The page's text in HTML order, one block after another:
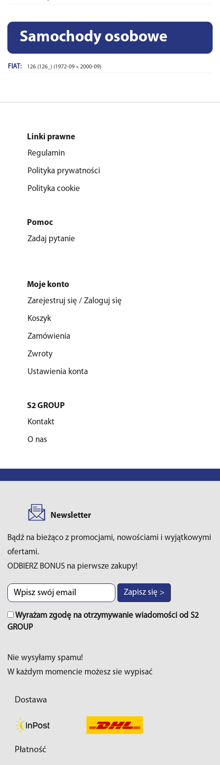
Samochody osobowe
FIAT: 126 (126_) (1972-09 » 2000-09)
Linki prawne
Regulamin
Polityka prywatności
Polityka cookie
Pomoc
Zadaj pytanie
Moje konto
Zarejestruj się / Zaloguj się
Koszyk
Zamówienia
Zwroty
Ustawienia konta
S2 GROUP
Kontakt
O nas
Newsletter
Bądź na bieżąco z promocjami, nowościami i wyjątkowymi
ofertami.
ODBIERZ BONUS na pierwsze zakupy!
Zapisz się >
Wyrażam zgodę na otrzymywanie wiadomości od S2
GROUP
Nie wysyłamy spamu!
W każdym momencie możesz sie wypisać
Dostawa
Płatność